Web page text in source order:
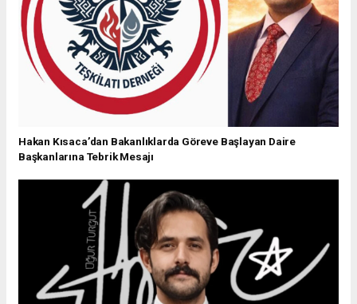
Hakan Kısaca’dan Bakanlıklarda Göreve Başlayan Daire
Başkanlarına Tebrik Mesajı